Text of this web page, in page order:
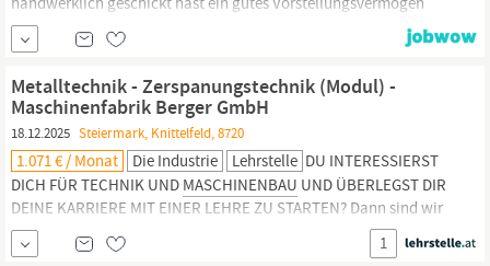
bringst die körperlichen Voraussetzungen mit (Sehtest: wir
kümmern uns um einen Termin für dich!) Unsere Angebote die
Prämien als Belohnung zu machen erhältst freie...
Metalltechnik - Zerspanungstechnik (Modul) -
Maschinenfabrik Berger GmbH
18.12.2025 Steiermark, Knittelfeld, 8720
1.071 € / Monat Die Industrie Lehrstelle DU INTERESSIERST
DICH FÜR TECHNIK UND MASCHINENBAU UND ÜBERLEGST DIR
DEINE KARRIERE MIT EINER LEHRE ZU STARTEN? Dann sind wir
genau das richtige Unternehmen für dich! Als Teil der
international tätigen IBS Gruppe stehen dir nach Abschluss deiner
1